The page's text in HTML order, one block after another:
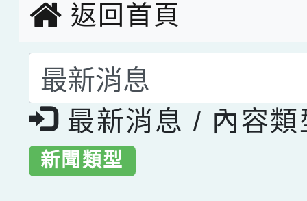
返回首頁
選擇後頁面內容會更
最新消息 / 內容類
新聞類型